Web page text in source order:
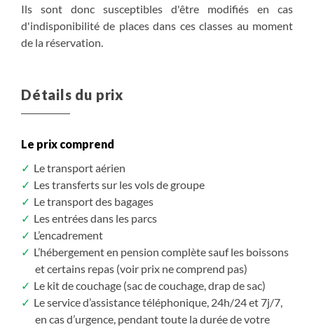
Ils sont donc susceptibles d'être modifiés en cas
d'indisponibilité de places dans ces classes au moment
de la réservation.
Détails du prix
Le prix comprend
Le transport aérien
Les transferts sur les vols de groupe
Le transport des bagages
Les entrées dans les parcs
L’encadrement
L’hébergement en pension complète sauf les boissons
et certains repas (voir prix ne comprend pas)
Le kit de couchage (sac de couchage, drap de sac)
Le service d’assistance téléphonique, 24h/24 et 7j/7,
en cas d’urgence, pendant toute la durée de votre